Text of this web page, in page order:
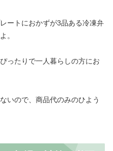
ートにおかずが3品ある冷凍弁
。
ったりで一人暮らしの方にお
いので、商品代のみのひよう